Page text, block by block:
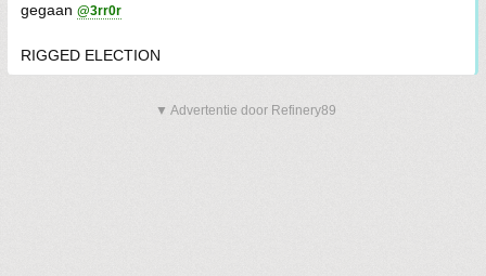
gegaan @3rr0r
RIGGED ELECTION
▼ Advertentie door Refinery89